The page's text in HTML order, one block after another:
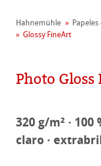
Hahnemühle
Glossy FineArt
Photo
320 g/m² ·
claro ·